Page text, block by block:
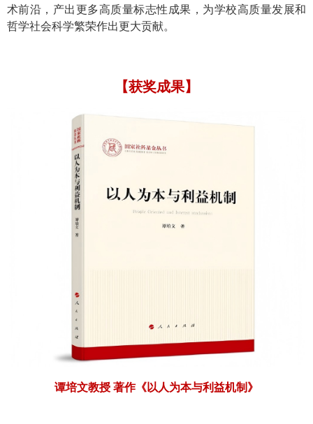
术前沿，产出更多高质量标志性成果，为学校高质量发展和
哲学社会科学繁荣作出更大贡献。
【获奖成果】
谭培文教授 著作《以人为本与利益机制》